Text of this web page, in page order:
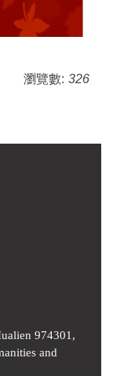
瀏覽數: 326
974301,
and